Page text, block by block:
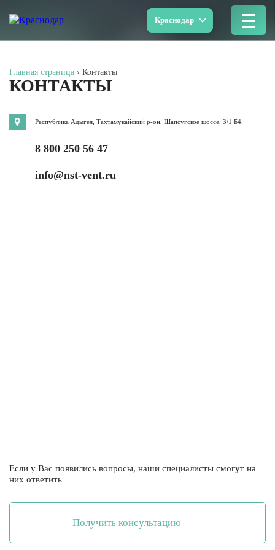
Краснодар
Главная страница › Контакты
КОНТАКТЫ
Республика Адыгея, Тахтамукайский р-он, Шапсугское шоссе, 3/1 Б4.
8 800 250 56 47
info@nst-vent.ru
Если у Вас появились вопросы, наши специалисты смогут на
них ответить
Получить консультацию